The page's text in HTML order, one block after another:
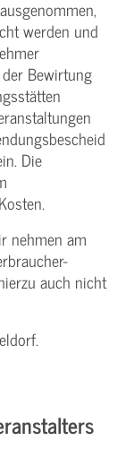
werden und
Bewirtung
Die
nehmen am
auch nicht